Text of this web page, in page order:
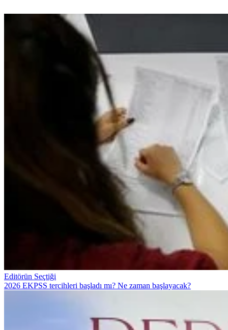
Editörün Seçtiği
2026 EKPSS tercihleri başladı mı? Ne zaman başlayacak?